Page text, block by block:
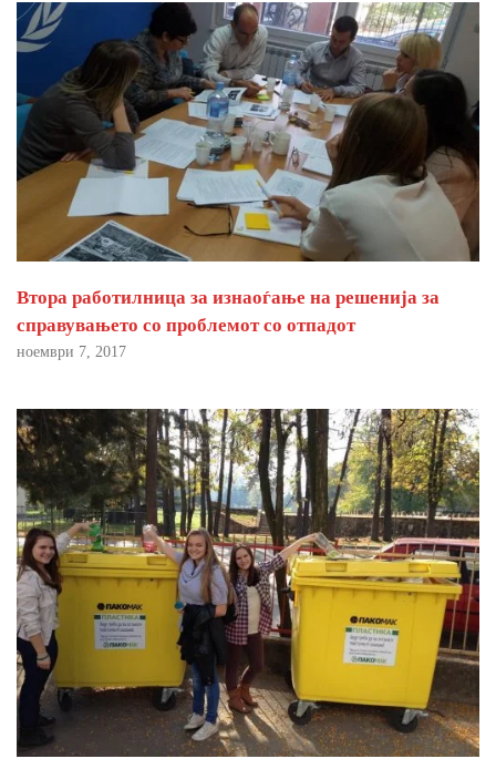
Втора работилница за изнаоѓање на решенија за
справувањето со проблемот со отпадот
ноември 7, 2017